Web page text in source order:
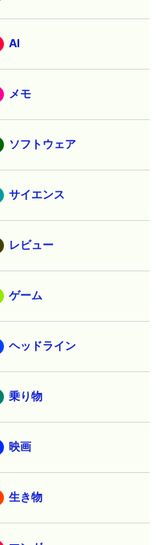
AI
メモ
ソフトウェア
サイエンス
レビュー
ゲーム
ヘッドライン
乗り物
映画
生き物